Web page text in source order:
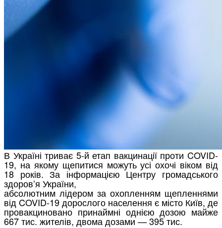
В Україні триває 5-й етап вакцинації проти COVID-
19, на якому щепитися можуть усі охочі віком від
18 років. За інформацією Центру громадського
здоров’я України,
абсолютним лідером за охопленням щепленнями
від COVID-19 дорослого населення є місто Київ, де
провакциновано принаймні однією дозою майже
667 тис. жителів, двома дозами — 395 тис.